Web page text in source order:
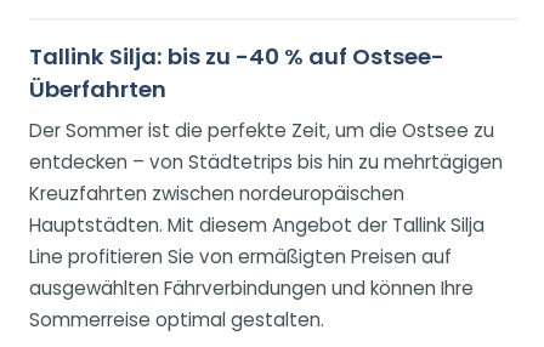
Tallink Silja: bis zu -40 % auf Ostsee-
Überfahrten
Der Sommer ist die perfekte Zeit, um die Ostsee zu
entdecken – von Städtetrips bis hin zu mehrtägigen
Kreuzfahrten zwischen nordeuropäischen
Hauptstädten. Mit diesem Angebot der Tallink Silja
Line profitieren Sie von ermäßigten Preisen auf
ausgewählten Fährverbindungen und können Ihre
Sommerreise optimal gestalten.